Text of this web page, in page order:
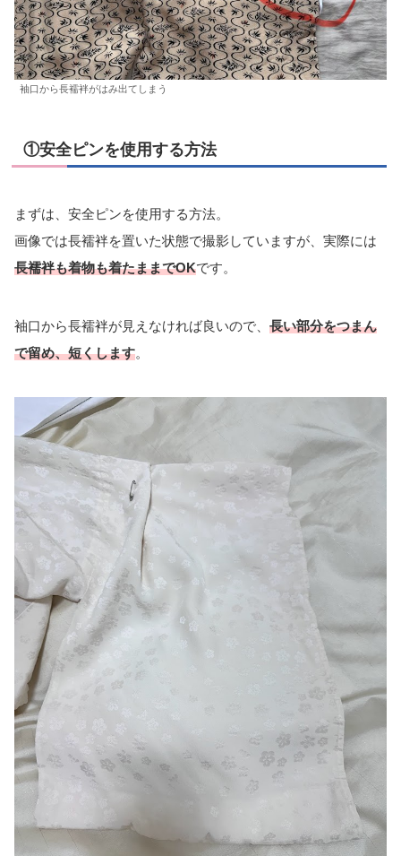
袖口から長襦袢がはみ出てしまう
①安全ピンを使用する方法
まずは、安全ピンを使用する方法。
画像では長襦袢を置いた状態で撮影していますが、実際には
長襦袢も着物も着たままでOKです。
袖口から長襦袢が見えなければ良いので、 長い部分をつまん
で留め、短くします。